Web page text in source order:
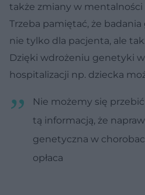
także zmiany w
Trzeba pamiętać, że
nie tylko dla pacjenta, ale
Dzięki wdrożeniu genetyki
hospitalizacji np. dziecka
Nie możemy się
tą informacją, że
genetyczna w
opłaca